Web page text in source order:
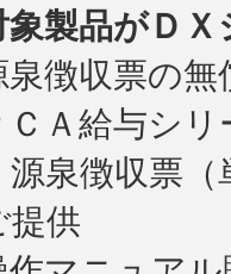
象製品がＤ
泉徴収票の
Ａ給与シリ
源泉徴収票
提供